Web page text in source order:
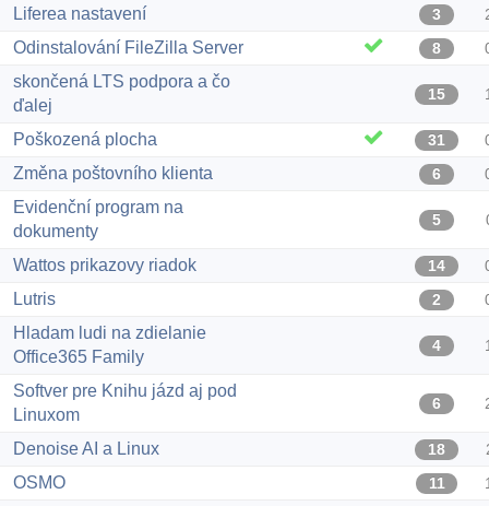
Liferea nastavení 3
Odinstalování FileZilla Server 8
skončená LTS podpora a čo
ďalej
15
Poškozená plocha 31
Změna poštovního klienta 6
Evidenční program na
dokumenty
5
Wattos prikazovy riadok 14
Lutris 2
Hladam ludi na zdielanie
Office365 Family
4
Softver pre Knihu jázd aj pod
Linuxom
6
Denoise AI a Linux 18
OSMO 11